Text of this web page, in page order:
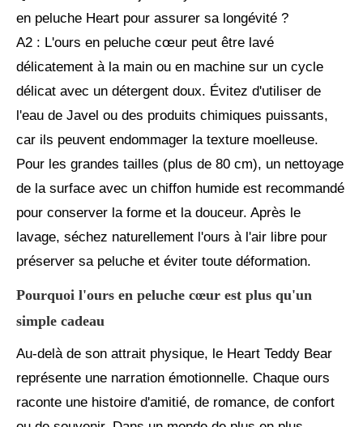
en peluche Heart pour assurer sa longévité ?
A2 : L'ours en peluche cœur peut être lavé
délicatement à la main ou en machine sur un cycle
délicat avec un détergent doux. Évitez d'utiliser de
l'eau de Javel ou des produits chimiques puissants,
car ils peuvent endommager la texture moelleuse.
Pour les grandes tailles (plus de 80 cm), un nettoyage
de la surface avec un chiffon humide est recommandé
pour conserver la forme et la douceur. Après le
lavage, séchez naturellement l'ours à l'air libre pour
préserver sa peluche et éviter toute déformation.
Pourquoi l'ours en peluche cœur est plus qu'un
simple cadeau
Au-delà de son attrait physique, le Heart Teddy Bear
représente une narration émotionnelle. Chaque ours
raconte une histoire d'amitié, de romance, de confort